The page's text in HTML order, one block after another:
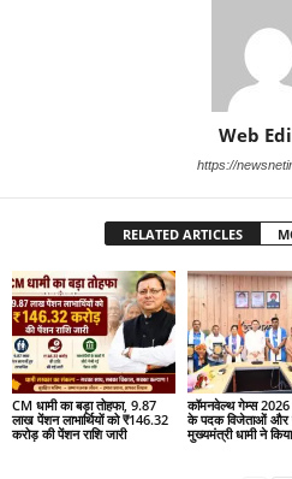
Web
https://
RELATED ARTICLES
CM धामी का बड़ा तोहफा, 9.87
लाख पेंशन लाभार्थियों को ₹146.32
करोड़ की पेंशन राशि जारी
कॉमनवेल्थ गेम्स
के पदक विजेताओं और
मुख्यमंत्री धामी ने